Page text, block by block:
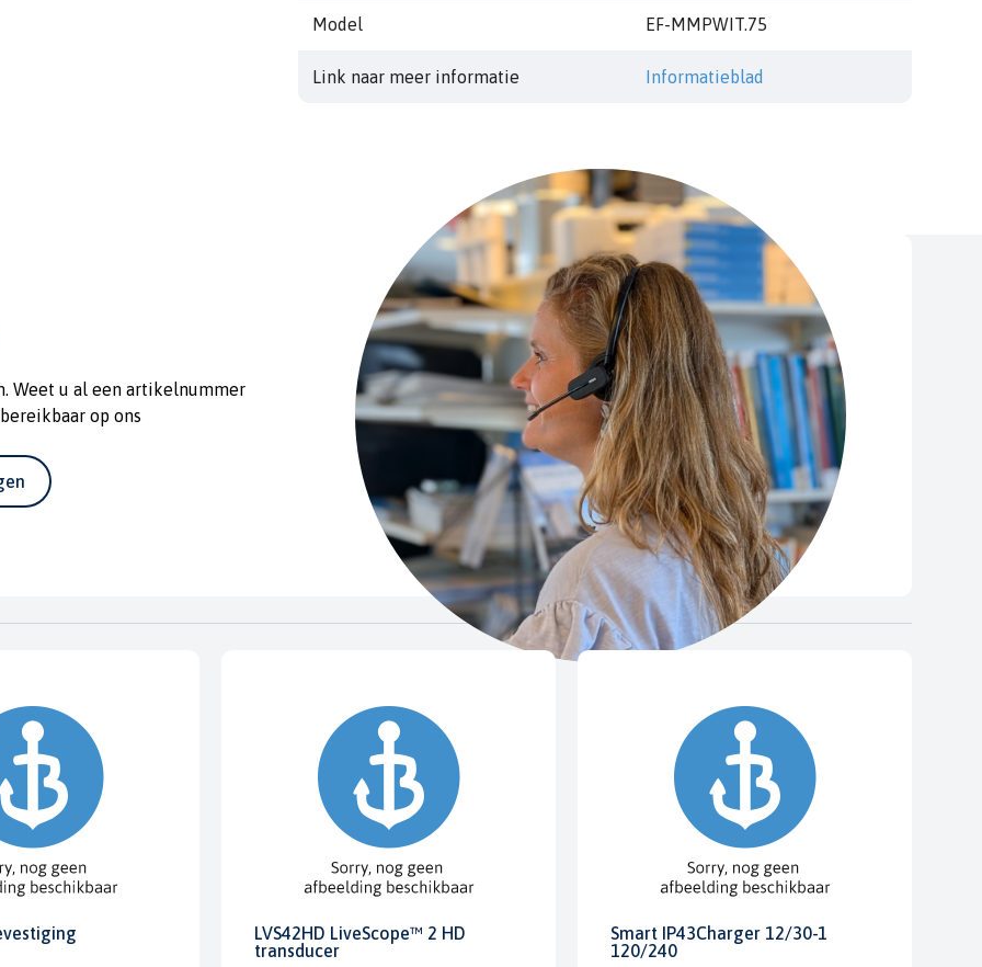
Model EF-MMPWIT.75
Link naar meer informatie Informatieblad
Weet u al een artikelnummer
op ons
LVS42HD LiveScope™ 2 HD
transducer
Smart IP43Charger 12/30-1
120/240